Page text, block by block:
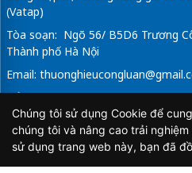
(Vatap)
Tòa soạn: Ngõ 56/ B5D6 Trương
Thành phố Hà Nội
Email:
Tổng Biên Tập: Vũ Đức Thuận
Giấy phép hoạt động báo chí điện
Thông tin và Truyền thông cấp
Chúng tôi sử dụng Cookie để
chúng tôi và nâng cao trải
sử dụng trang web này, bạn đã